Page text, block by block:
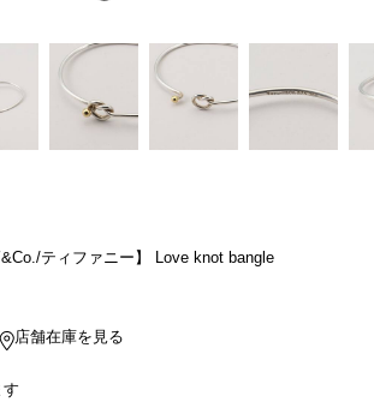
ティファニー】 Love knot bangle
店舗在庫を見る